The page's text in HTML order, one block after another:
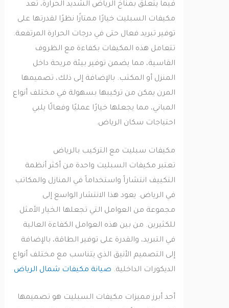
فيما يتعلق بمناخ الرياض الشديد الحرارة، تُعد
مكيفات السبليت خيارًا ممتازًا نظرًا لقدرتها على
توفير تبريد فعال حتى في درجات الحرارة المرتفعة.
تتعامل هذه المكيفات بكفاءة مع الظروف
القاسية، مما يضمن توفير بيئة مريحة داخل
المنزل أو المكتب. بالإضافة إلى ذلك، تصميمها
المرن يمكن من تركيبها بسهولة في مختلف أنواع
المباني، مما يجعلها خيارًا عمليًا وفعالًا يلبي
احتياجات سكان الرياض.
مكيفات سبليت مع التركيب بالرياض
تعتبر مكيفات السبليت واحدة من أكثر أنظمة
التكييف انتشاراً واستخداماً في المنازل والمكاتب
في الرياض. يعود هذا الانتشار الواسع إلى
مجموعة من العوامل التي تجعلها الخيار الأمثل
للكثيرين. من بين هذه العوامل الكفاءة العالية
في التبريد، والقدرة على توفير الطاقة، بالإضافة
إلى التصميم الأنيق الذي يتناسب مع مختلف أنواع
الديكورات الداخلية.صيانة مكيفات شمال الرياض
أحد أبرز مميزات مكيفات السبليت هو تصميمها